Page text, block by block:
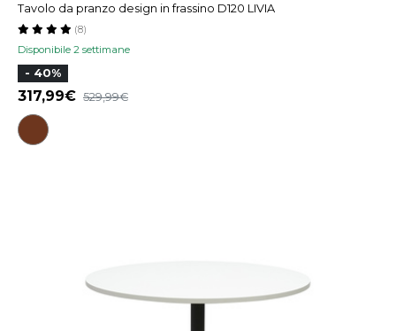
Tavolo da pranzo design in frassino D120 LIVIA
Disponibile 2 settimane
(8)
- 40%
317,99€ 529,99€